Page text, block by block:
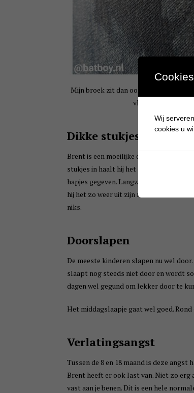
Mijn broek zit dan ook helemaal onder
vlekken
Dikke stukjes
Brent is een moeilijke eter, want hij lust
stukjes in haalt hij het er zo met zijn
hapjes gegeven. Langzaam heb ik het
hij het zo weer uit zijn mond. Deon en
niks.
Doorslapen
De meeste kinderen slapen nu wel
slaapt nog steeds niet door en wordt
dagen wel gegund om lekker door te
Het middagslaapje gaat wel goed.
Verlatingsangst
Tussen de 8 en 18 maand is deze
Brent heeft er ook last van. Niet zo erg
vast aan je benen. Dit is een hele
Cookies
Wij
cookies u